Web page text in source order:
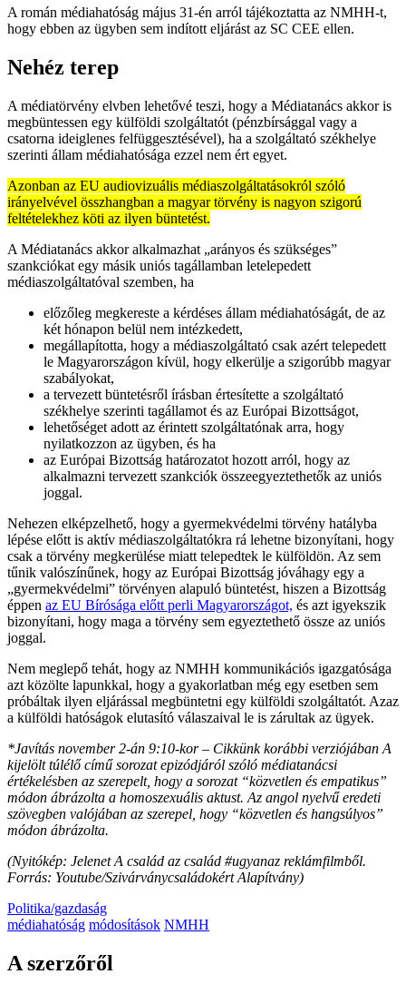
A román médiahatóság május 31-én arról tájékoztatta az NMHH-t,
hogy ebben az ügyben sem indított eljárást az SC CEE ellen.
Nehéz terep
A médiatörvény elvben lehetővé teszi, hogy a Médiatanács akkor is
megbüntessen egy külföldi szolgáltatót (pénzbírsággal vagy a
csatorna ideiglenes felfüggesztésével), ha a szolgáltató székhelye
szerinti állam médiahatósága ezzel nem ért egyet.
Azonban az EU audiovizuális médiaszolgáltatásokról szóló
irányelvével összhangban a magyar törvény is nagyon szigorú
feltételekhez köti az ilyen büntetést.
A Médiatanács akkor alkalmazhat „arányos és szükséges”
szankciókat egy másik uniós tagállamban letelepedett
médiaszolgáltatóval szemben, ha
előzőleg megkereste a kérdéses állam médiahatóságát, de az
két hónapon belül nem intézkedett,
megállapította, hogy a médiaszolgáltató csak azért telepedett
le Magyarországon kívül, hogy elkerülje a szigorúbb magyar
szabályokat,
a tervezett büntetésről írásban értesítette a szolgáltató
székhelye szerinti tagállamot és az Európai Bizottságot,
lehetőséget adott az érintett szolgáltatónak arra, hogy
nyilatkozzon az ügyben, és ha
az Európai Bizottság határozatot hozott arról, hogy az
alkalmazni tervezett szankciók összeegyeztethetők az uniós
joggal.
Nehezen elképzelhető, hogy a gyermekvédelmi törvény hatályba
lépése előtt is aktív médiaszolgáltatókra rá lehetne bizonyítani, hogy
csak a törvény megkerülése miatt telepedtek le külföldön. Az sem
tűnik valószínűnek, hogy az Európai Bizottság jóváhagy egy a
„gyermekvédelmi” törvényen alapuló büntetést, hiszen a Bizottság
éppen az EU Bírósága előtt perli Magyarországot, és azt igyekszik
bizonyítani, hogy maga a törvény sem egyeztethető össze az uniós
joggal.
Nem meglepő tehát, hogy az NMHH kommunikációs igazgatósága
azt közölte lapunkkal, hogy a gyakorlatban még egy esetben sem
próbáltak ilyen eljárással megbüntetni egy külföldi szolgáltatót. Azaz
a külföldi hatóságok elutasító válaszaival le is zárultak az ügyek.
*Javítás november 2-án 9:10-kor – Cikkünk korábbi verziójában A
kijelölt túlélő című sorozat epizódjáról szóló médiatanácsi
értékelésben az szerepelt, hogy a sorozat “közvetlen és empatikus”
módon ábrázolta a homoszexuális aktust. Az angol nyelvű eredeti
szövegben valójában az szerepel, hogy “közvetlen és hangsúlyos”
módon ábrázolta.
(Nyitókép: Jelenet A család az család #ugyanaz reklámfilmből.
Forrás: Youtube/Szivárványcsaládokért Alapítvány)
Politika/gazdaság
médiahatóság módosítások NMHH
A szerzőről